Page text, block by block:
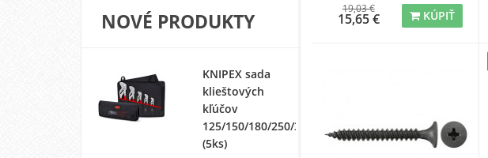
NOVÉ PRODUKTY
KNIPEX sada
klieštových
kľúčov
125/150/180/250/300
(5ks)
19,03 €
15,65 € KÚPIŤ